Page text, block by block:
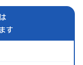
す